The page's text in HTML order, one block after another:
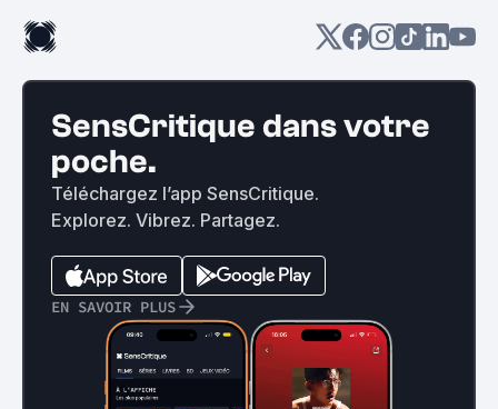
SensCritique dans votre
poche.
Téléchargez l’app SensCritique.
Explorez. Vibrez. Partagez.
EN SAVOIR PLUS